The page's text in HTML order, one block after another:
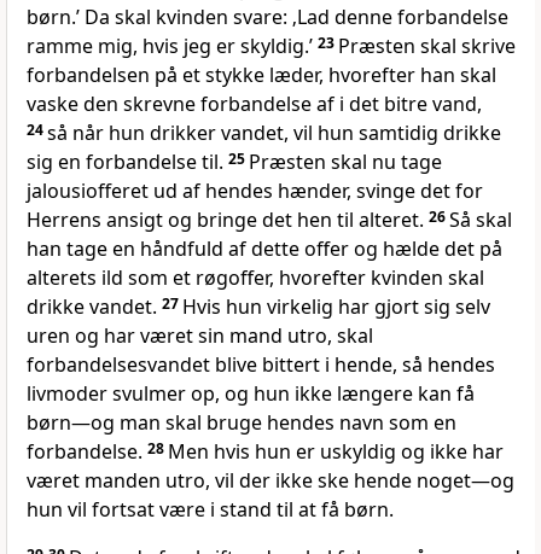
børn.’ Da skal kvinden svare: ‚Lad denne forbandelse
ramme mig, hvis jeg er skyldig.’ 23 Præsten skal skrive
forbandelsen på et stykke læder, hvorefter han skal
vaske den skrevne forbandelse af i det bitre vand,
24så når hun drikker vandet, vil hun samtidig drikke
sig en forbandelse til. 25 Præsten skal nu tage
jalousiofferet ud af hendes hænder, svinge det for
Herrens ansigt og bringe det hen til alteret. 26Så skal
han tage en håndfuld af dette offer og hælde det på
alterets ild som et røgoffer, hvorefter kvinden skal
drikke vandet. 27 Hvis hun virkelig har gjort sig selv
uren og har været sin mand utro, skal
forbandelsesvandet blive bittert i hende, så hendes
livmoder svulmer op, og hun ikke længere kan få
børn—og man skal bruge hendes navn som en
forbandelse. 28 Men hvis hun er uskyldig og ikke har
været manden utro, vil der ikke ske hende noget—og
hun vil fortsat være i stand til at få børn.